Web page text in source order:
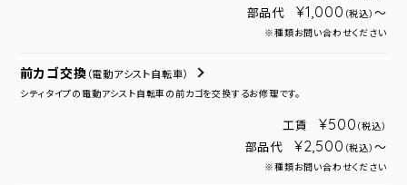
部品代 ¥1,000 （税込） ～
※種類お問い合わせください
前カゴ交換 （電動アシスト自転車）
シティタイプの電動アシスト自転車の前カゴを交換するお修理です。
工賃 ¥500 （税込）
部品代 ¥2,500 （税込） ～
※種類お問い合わせください